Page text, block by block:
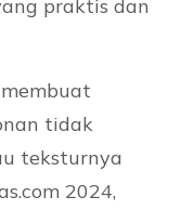
praktis dan
tidak
teksturnya
2024,